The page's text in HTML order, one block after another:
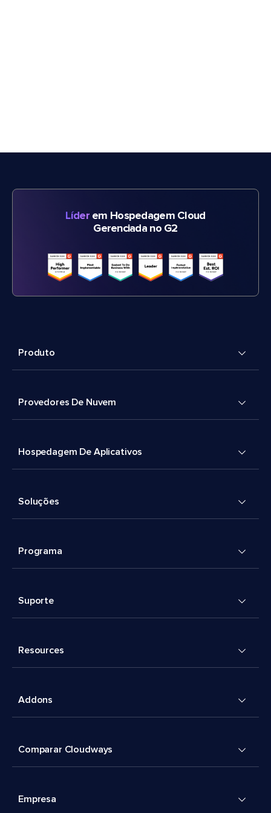
Líderem Hospedagem Cloud
Gerenciada no G2
Produto
Provedores De Nuvem
Hospedagem De Aplicativos
Soluções
Programa
Suporte
Resources
Addons
Comparar Cloudways
Empresa